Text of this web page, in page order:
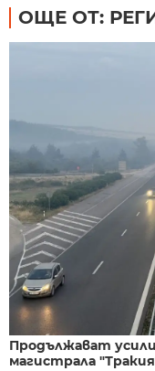
ОЩЕ ОТ:
Продължават
магистрала